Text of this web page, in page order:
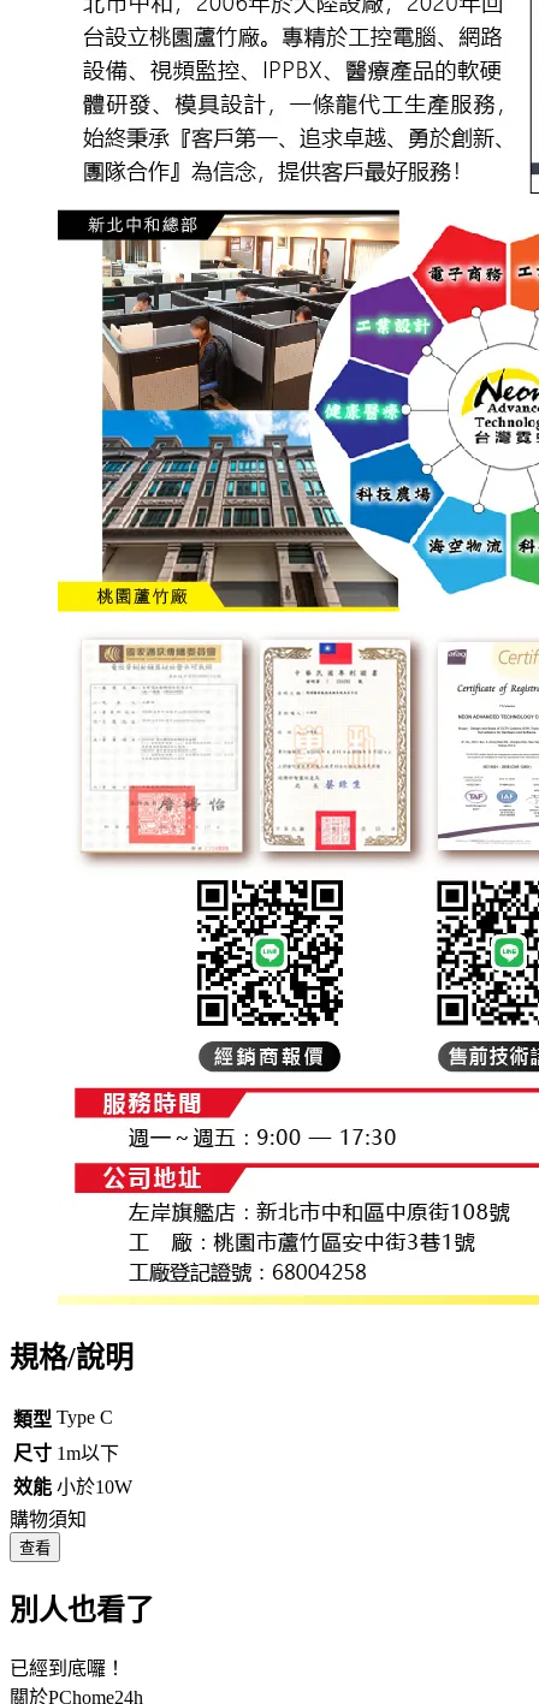
規格/說明
類型 Type C
尺寸 1m以下
效能 小於10W
購物須知
查看
別人也看了
已經到底囉！
關於PChome24h